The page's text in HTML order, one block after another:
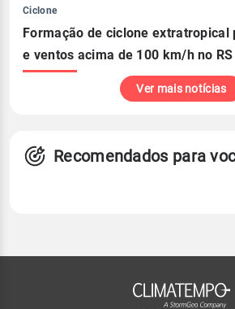
Ciclone
Formação de ciclone extratropical
e ventos acima de 100 km/h no RS
Ver mais notícias
Recomendados para